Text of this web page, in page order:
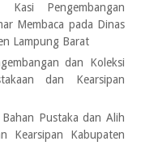
Kasi Pengembangan
Membaca pada Dinas
Lampung Barat
dan Koleksi
dan Kearsipan
Pustaka dan Alih
Kearsipan Kabupaten